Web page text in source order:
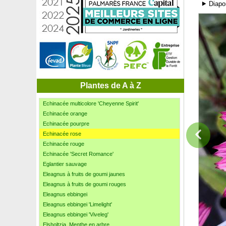
Plantes de A à Z
Dipladenia Tipi
Distylium 'Blue Cascade'
Dodonée pourpre
Douglas
Dracaena fragrans, massangeana
Dracaena marginata
Echinacée blanche
Echinacée 'Green Twister'
Echinacée jaune
Echinacée multicolore 'Cheyenne Spirit'
Echinacée orange
Echinacée pourpre
Echinacée rose
Echinacée rouge
Echinacée 'Secret Romance'
Eglantier sauvage
Eleagnus à fruits de goumi jaunes
Eleagnus à fruits de goumi rouges
Eleagnus ebbingei
Eleagnus ebbingei 'Limelight'
Eleagnus ebbingei 'Viveleg'
Elsholtzia, Menthe en arbre
⯈